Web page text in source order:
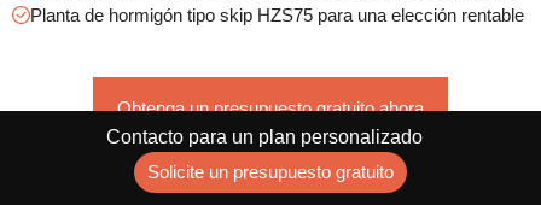
Planta de hormigón tipo skip HZS75 para una elección rentable
Obtenga un presupuesto gratuito ahora
Contacto para un plan personalizado
Solicite un presupuesto gratuito